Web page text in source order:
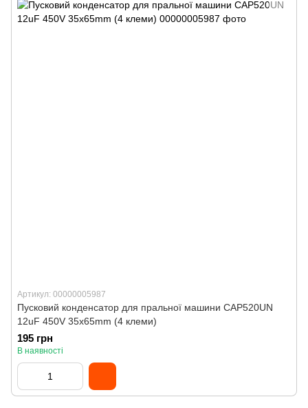
Артикул: 00000005987
Пусковий конденсатор для пральної машини CAP520UN
12uF 450V 35x65mm (4 клеми)
195 грн
В наявності